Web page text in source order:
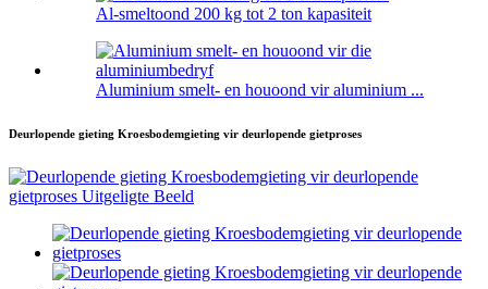
Al-smeltoond 200 kg tot 2 ton kapasiteit
Aluminium smelt- en houoond vir aluminium ...
Deurlopende gieting Kroesbodemgieting vir deurlopende gietproses